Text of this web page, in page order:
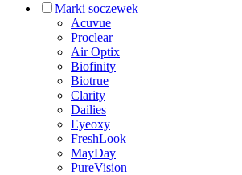
Marki soczewek
Acuvue
Proclear
Air Optix
Biofinity
Biotrue
Clarity
Dailies
Eyeoxy
FreshLook
MayDay
PureVision